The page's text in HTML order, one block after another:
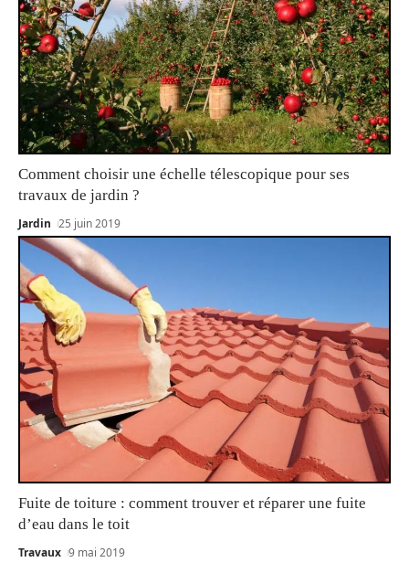
Comment choisir une échelle télescopique pour ses
travaux de jardin ?
Jardin 25 juin 2019
Fuite de toiture : comment trouver et réparer une fuite
d’eau dans le toit
Travaux 9 mai 2019